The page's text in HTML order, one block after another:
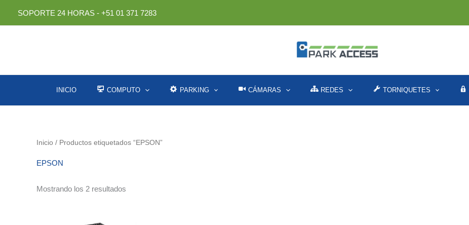
SOPORTE 24 HORAS - +51 01 371 7283
INICIO COMPUTO PARKING CÁMARAS REDES TORNIQUETES
Inicio / Productos etiquetados “EPSON”
EPSON
Mostrando los 2 resultados